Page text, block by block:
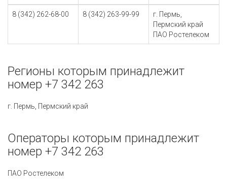
8 (342) 262-68-00 8 (342) 263-99-99
г. Пермь,
Пермский край
ПАО Ростелеком
Регионы которым принадлежит
номер +7 342 263
г. Пермь, Пермский край
Операторы которым принадлежит
номер +7 342 263
ПАО Ростелеком